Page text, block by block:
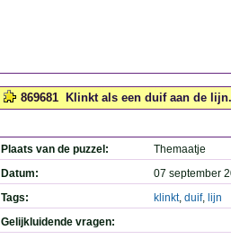
869681 Klinkt als een duif aan de
Plaats van de puzzel:
Themaatje
Datum:
07 september
Tags:
klinkt, duif, lijn
Gelijkluidende vragen: